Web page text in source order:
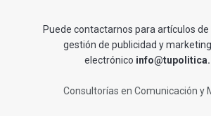
Puede contactarnos para artículos de
gestión de publicidad y
electrónico
Consultorías en Comunicación y